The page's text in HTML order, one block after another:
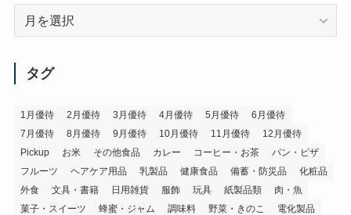
タグ
1月優待 2月優待 3月優待 4月優待 5月優待
6月優待
7月優待
8月優待 9月優待 10月優待 11月優待
12月優待
Pickup
お米 その他食品 カレー コーヒー・お茶
パン・ピザ
フルーツ
ヘアケア用品 乳製品 健康食品 備蓄・防災品
化粧品
外食
文具・書籍 日用雑貨 服飾 玩具 紙製品類
肉・魚
菓子・スイーツ
蜂蜜・ジャム 調味料 野菜・きのこ
電化製品